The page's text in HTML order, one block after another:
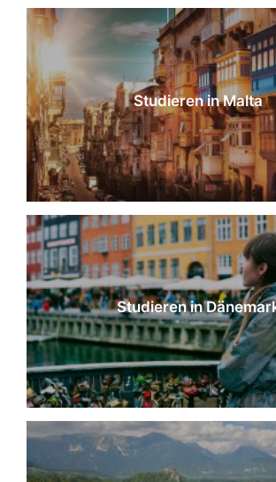
Studieren in Malta
Studieren in